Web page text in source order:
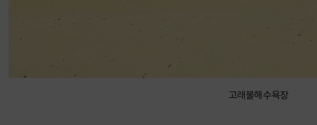
고래불해수욕장